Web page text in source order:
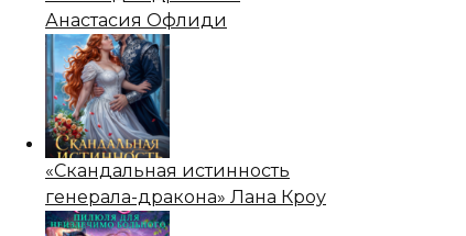
Анастасия Офлиди
«Скандальная истинность
генерала-дракона» Лана Кроу